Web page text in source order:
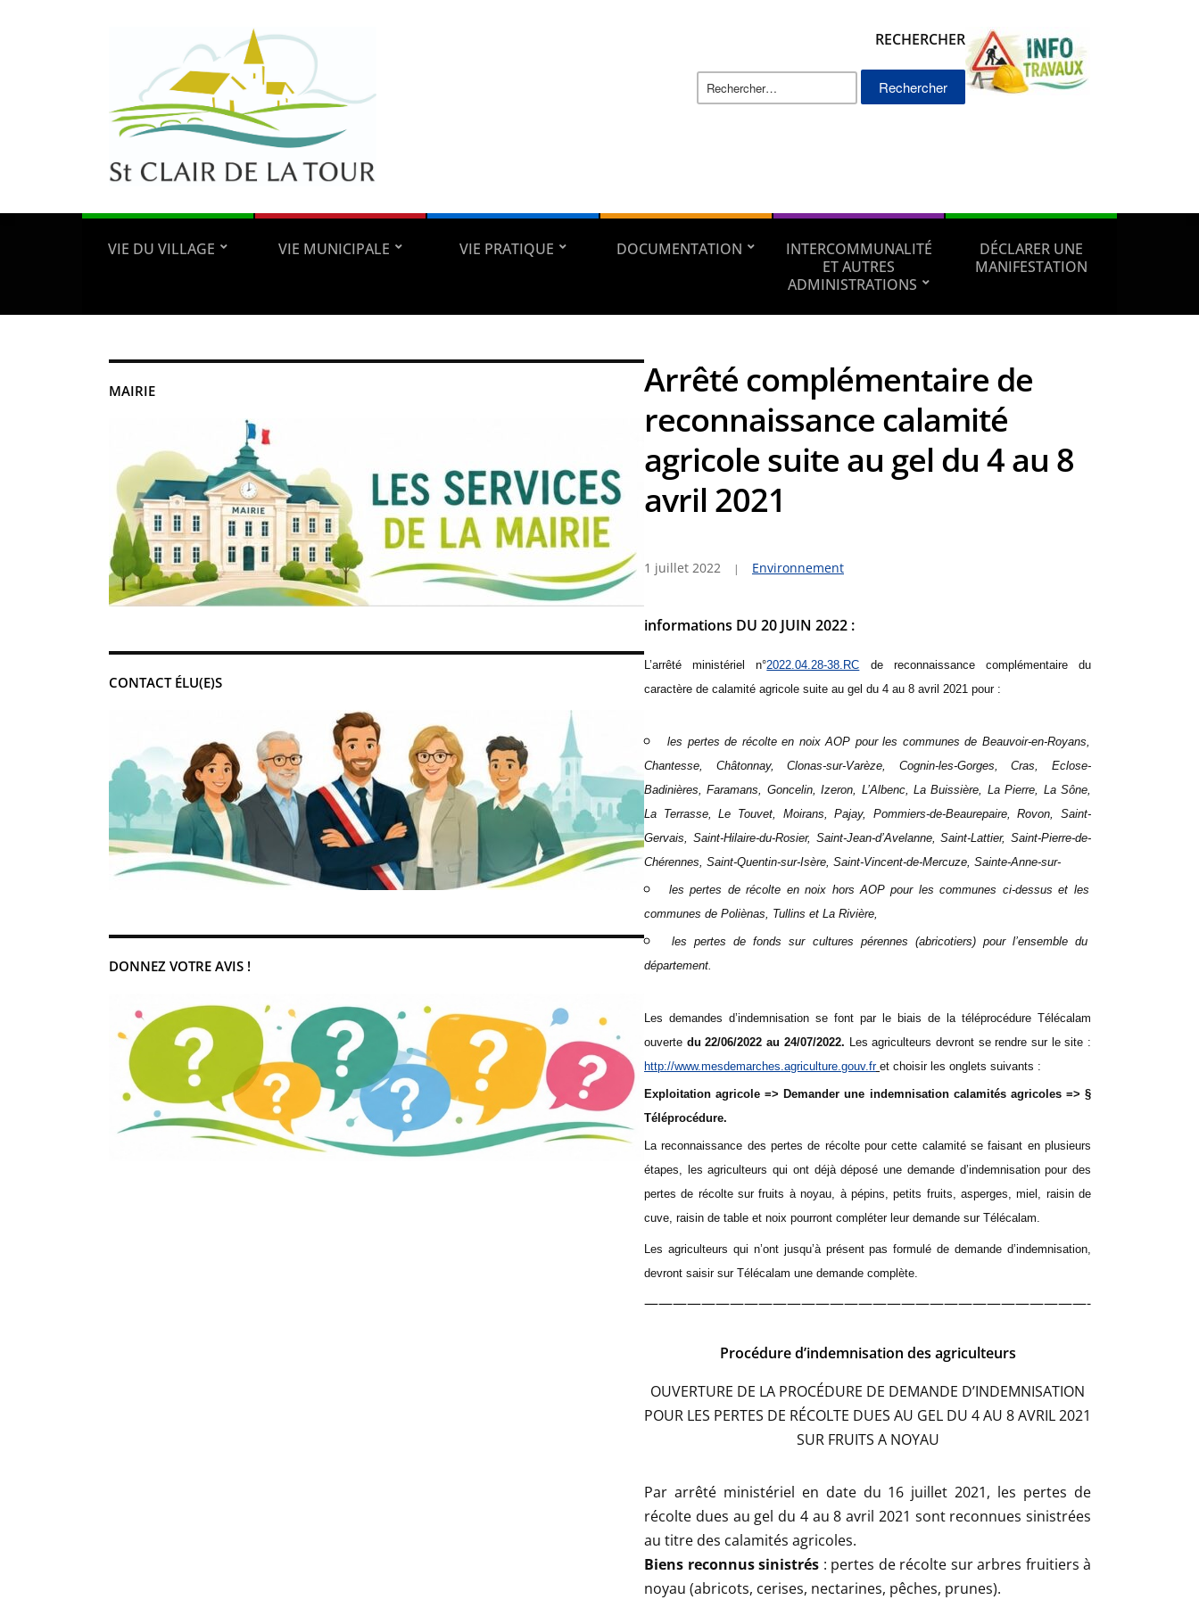
RECHERCHER
Rechercher :
VIE DU VILLAGE VIE MUNICIPALE VIE PRATIQUE DOCUMENTATION
INTERCOMMUNALITÉ
ET AUTRES
ADMINISTRATIONS
DÉCLARER UNE
MANIFESTATION
MAIRIE
CONTACT ÉLU(E)S
DONNEZ VOTRE AVIS !
Arrêté complémentaire de
reconnaissance calamité
agricole suite au gel du 4 au 8
avril 2021
1 juillet 2022 Environnement
informations DU 20 JUIN 2022 :
L’arrêté ministériel n°2022.04.28-38.RC de reconnaissance complémentaire du
caractère de calamité agricole suite au gel du 4 au 8 avril 2021 pour :
les pertes de récolte en noix AOP pour les communes de Beauvoir-en-Royans,
Chantesse, Châtonnay, Clonas-sur-Varèze, Cognin-les-Gorges, Cras, Eclose-
Badinières, Faramans, Goncelin, Izeron, L’Albenc, La Buissière, La Pierre, La Sône,
La Terrasse, Le Touvet, Moirans, Pajay, Pommiers-de-Beaurepaire, Rovon, Saint-
Gervais, Saint-Hilaire-du-Rosier, Saint-Jean-d’Avelanne, Saint-Lattier, Saint-Pierre-de-
Chérennes, Saint-Quentin-sur-Isère, Saint-Vincent-de-Mercuze, Sainte-Anne-sur-
les pertes de récolte en noix hors AOP pour les communes ci-dessus et les
communes de Poliènas, Tullins et La Rivière,
les pertes de fonds sur cultures pérennes (abricotiers) pour l’ensemble du
département.
Les demandes d’indemnisation se font par le biais de la téléprocédure Télécalam
ouverte du 22/06/2022 au 24/07/2022.
Les agriculteurs devront se rendre sur le site :
http://www.mesdemarches.agriculture.gouv.fr et choisir les onglets suivants :
Exploitation agricole => Demander une indemnisation calamités agricoles => §
Téléprocédure.
La reconnaissance des pertes de récolte pour cette calamité se faisant en plusieurs
étapes, les agriculteurs qui ont déjà déposé une demande d’indemnisation pour des
pertes de récolte sur fruits à noyau, à pépins, petits fruits, asperges, miel, raisin de
cuve, raisin de table et noix pourront compléter leur demande sur Télécalam.
Les agriculteurs qui n’ont jusqu’à présent pas formulé de demande d’indemnisation,
devront saisir sur Télécalam une demande complète.
———————————————————————————————-
Procédure d’indemnisation des agriculteurs
OUVERTURE DE LA PROCÉDURE DE DEMANDE D’INDEMNISATION
POUR LES PERTES DE RÉCOLTE DUES AU GEL DU 4 AU 8 AVRIL 2021
SUR FRUITS A NOYAU
Par arrêté ministériel en date du 16 juillet 2021, les pertes de
récolte dues au gel du 4 au 8 avril 2021 sont reconnues sinistrées
au titre des calamités agricoles.
Biens reconnus sinistrés : pertes de récolte sur arbres fruitiers à
noyau (abricots, cerises, nectarines, pêches, prunes).